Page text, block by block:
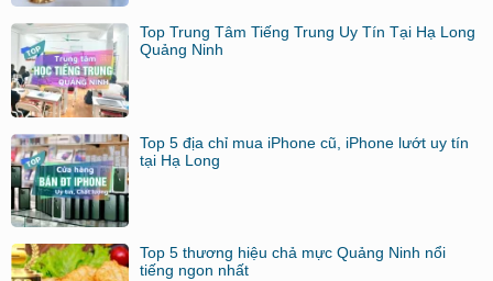
Top Trung Tâm Tiếng Trung Uy Tín Tại Hạ Long
Quảng Ninh
Top 5 địa chỉ mua iPhone cũ, iPhone lướt uy tín
tại Hạ Long
Top 5 thương hiệu chả mực Quảng Ninh nổi
tiếng ngon nhất